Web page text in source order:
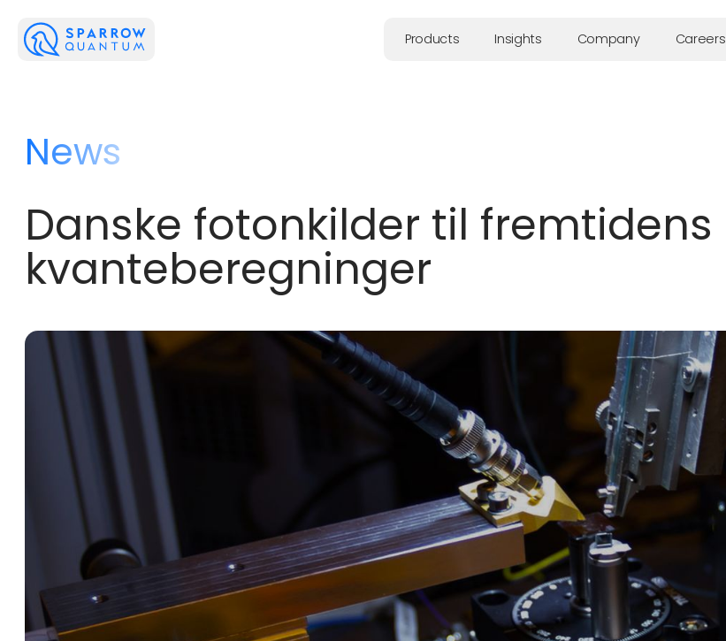
Products Insights Company Careers
News
Danske fotonkilder til fremtidens
kvanteberegninger